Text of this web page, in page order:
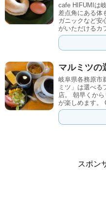
cafe HIFUMIは
差点角にある体
ガニックなど安
がいただけるカ
マルミツの
岐阜県各務原市
ミツ」は選べる
店。 朝早くか
が楽しめます。
スポン